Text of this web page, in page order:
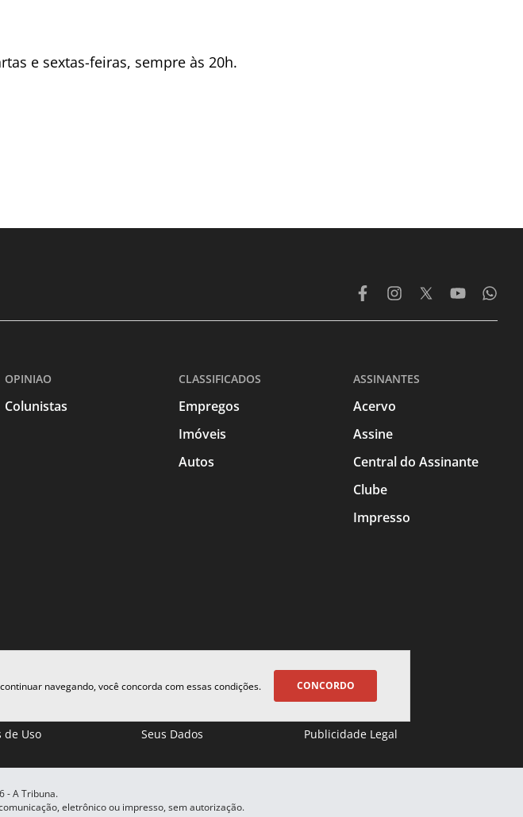
e sextas-feiras, sempre às 20h.
navegando, você concorda com essas condições. CONCORDO
OPINIAO
Colunistas
CLASSIFICADOS
Empregos
Imóveis
Autos
ASSINANTES
Acervo
Assine
Central do Assinante
Clube
Impresso
de Uso Seus Dados Publicidade Legal
- A Tribuna.
eletrônico ou impresso, sem autorização.